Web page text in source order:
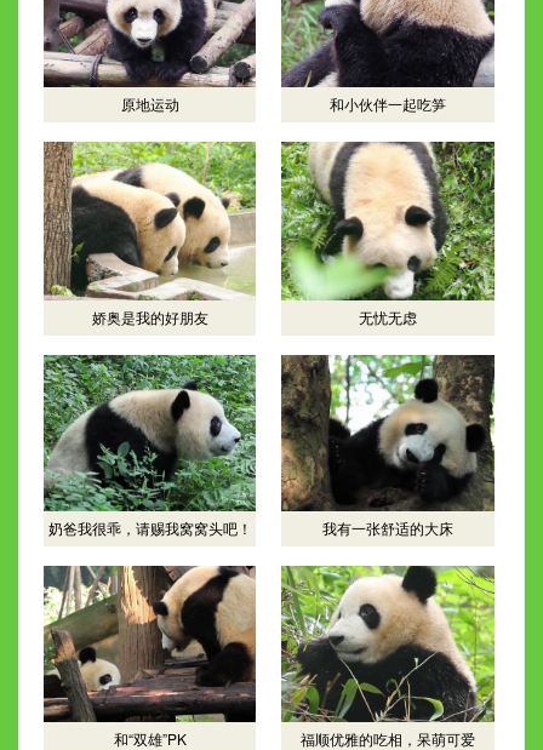
原地运动 和小伙伴一起吃笋
娇奥是我的好朋友 无忧无虑
奶爸我很乖，请赐我窝窝头吧！ 我有一张舒适的大床
和“双雄”PK 福顺优雅的吃相，呆萌可爱